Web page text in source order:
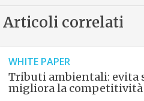
Articoli correlati
WHITE PAPER
Tributi ambientali: evita
migliora la competitività